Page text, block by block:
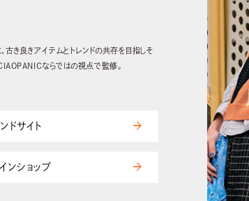
良きアイテムとトレンドの共存を目指しそ
ならではの視点で監修。
ドサイト arrow_forward
ンショップ arrow_forward